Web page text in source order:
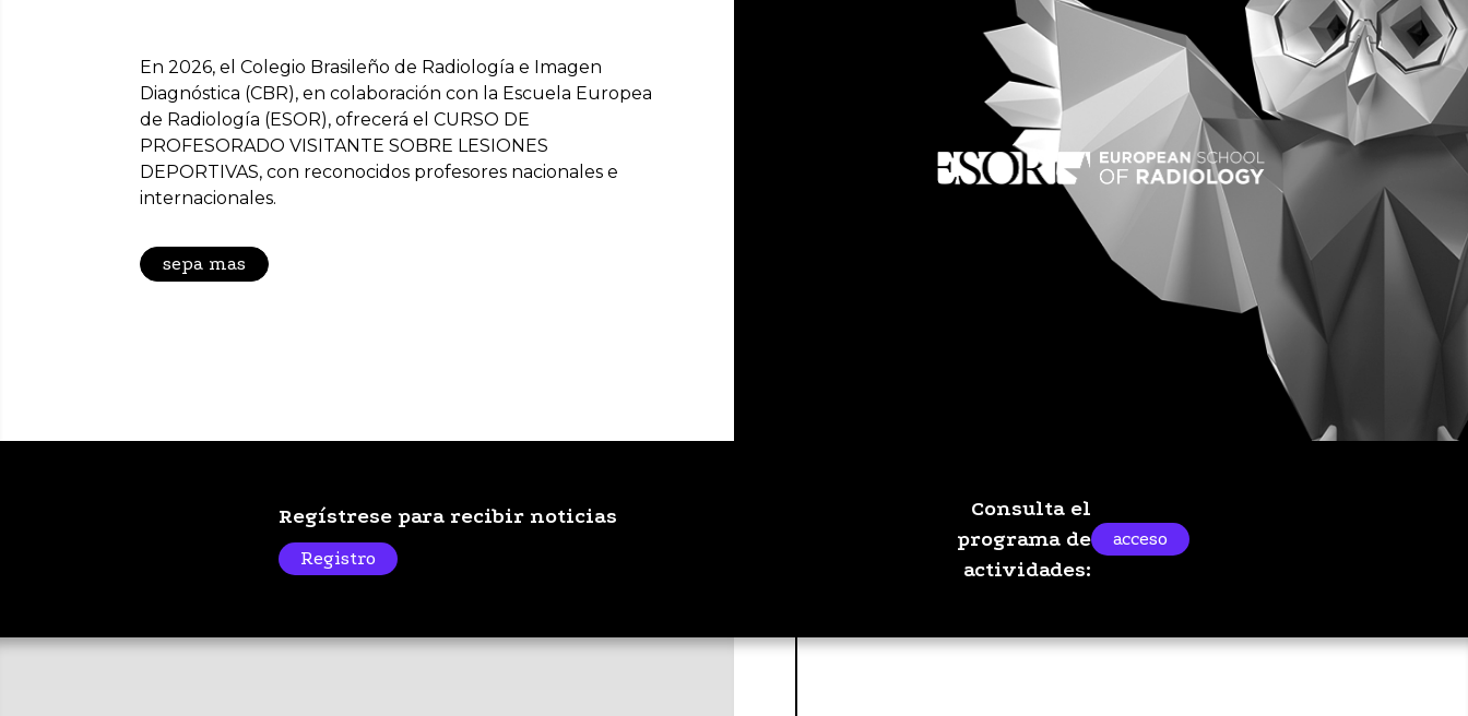
En 2026, el Colegio Brasileño de Radiología e Imagen
Diagnóstica (CBR), en colaboración con la Escuela Europea
de Radiología (ESOR), ofrecerá el CURSO DE
PROFESORADO VISITANTE SOBRE LESIONES
DEPORTIVAS, con reconocidos profesores nacionales e
internacionales.
sepa mas
Regístrese para recibir noticias
Registro
Consulta el
programa de
actividades:
acceso